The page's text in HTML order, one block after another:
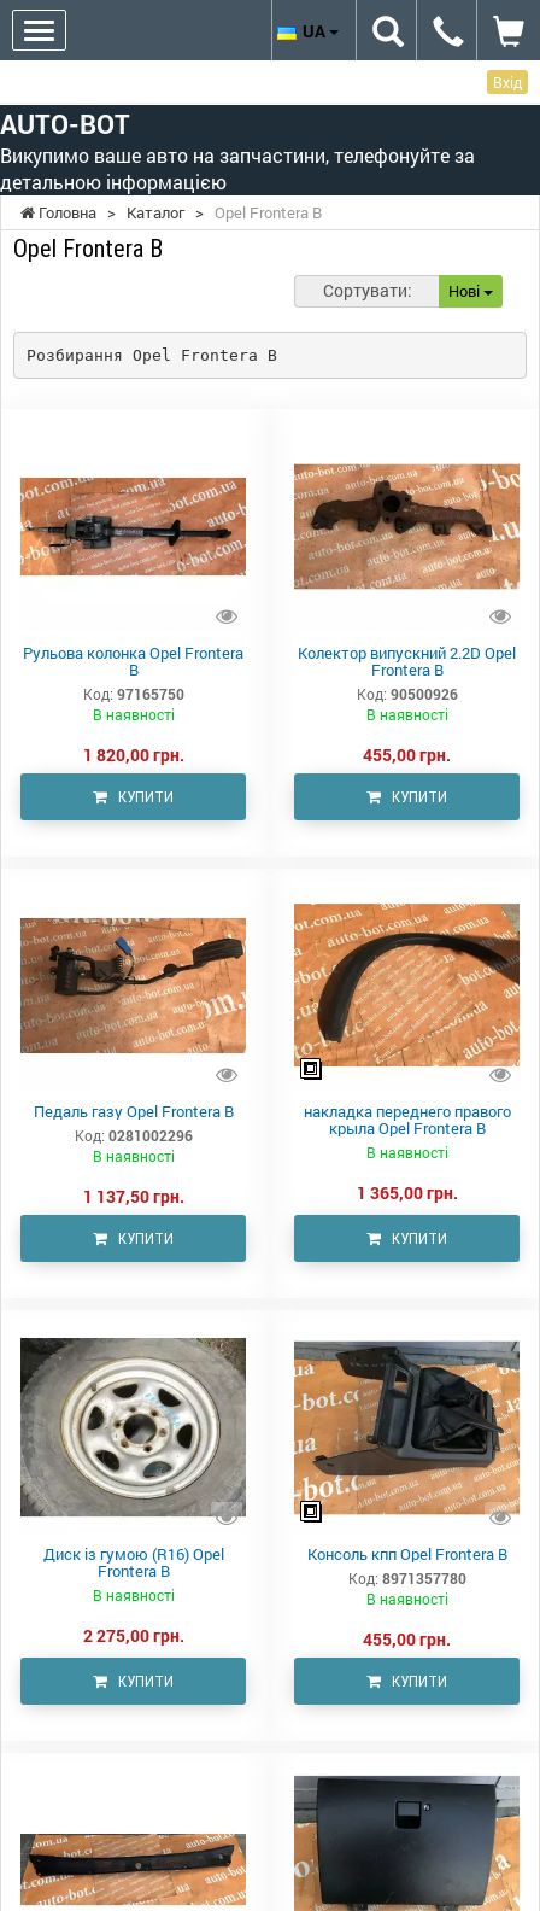
Вхід
AUTO-BOT
Викупимо ваше авто на запчастини, телефонуйте за
детальною інформацією
UA
Головна > Каталог > Opel Frontera B
Opel Frontera B
Сортувати: Нові
Розбирання Opel Frontera B
Рульова колонка Opel Frontera
B
Код: 97165750
В наявності
1 820,00 грн.
КУПИТИ
Колектор випускний 2.2D Opel
Frontera B
Код: 90500926
В наявності
455,00 грн.
КУПИТИ
Педаль газу Opel Frontera B
Код: 0281002296
В наявності
1 137,50 грн.
КУПИТИ
накладка переднего правого
крыла Opel Frontera B
В наявності
1 365,00 грн.
КУПИТИ
Диск із гумою (R16) Opel
Frontera B
В наявності
2 275,00 грн.
КУПИТИ
Консоль кпп Opel Frontera B
Код: 8971357780
В наявності
455,00 грн.
КУПИТИ